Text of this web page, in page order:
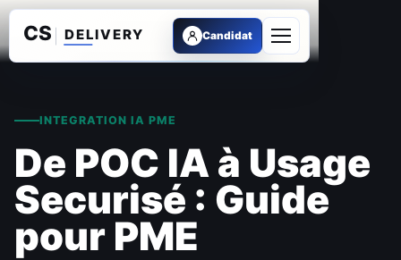
Candidat
Ouvrir le menu
INTEGRATION IA PME
De POC IA à Usage
Securisé : Guide
pour PME